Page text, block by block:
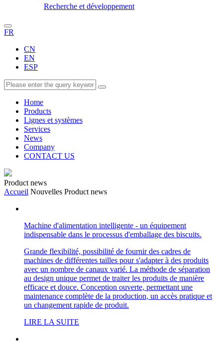
Recherche et développement
FR
CN
EN
ESP
Home
Products
Lignes et systèmes
Services
News
Company
CONTACT US
Product news
Accueil Nouvelles Product news
Machine d'alimentation intelligente - un équipement
indispensable dans le processus d'emballage des biscuits.
Grande flexibilité, possibilité de fournir des cadres de
machines de différentes tailles pour s'adapter à des produits
avec un nombre de canaux varié. La méthode de séparation
au design unique permet de traiter les produits de manière
efficace et douce. Conception ouverte, permettant une
maintenance complète de la production, un accès pratique et
un changement rapide de produit.
LIRE LA SUITE